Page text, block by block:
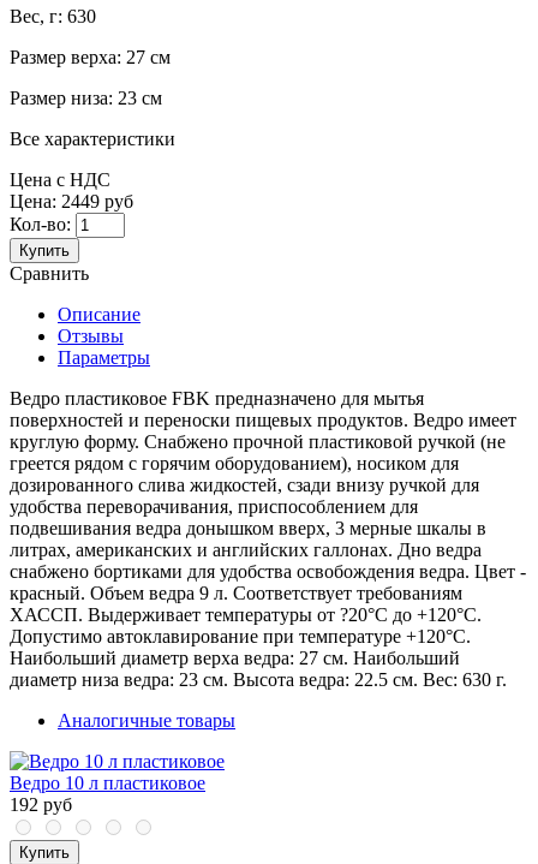
Вес, г: 630
Размер верха: 27 см
Размер низа: 23 см
Все характеристики
Цена с НДС
Цена: 2449 руб
Кол-во:
Купить
Сравнить
Описание
Отзывы
Параметры
Ведро пластиковое FBK предназначено для мытья
поверхностей и переноски пищевых продуктов. Ведро имеет
круглую форму. Снабжено прочной пластиковой ручкой (не
греется рядом с горячим оборудованием), носиком для
дозированного слива жидкостей, сзади внизу ручкой для
удобства переворачивания, приспособлением для
подвешивания ведра донышком вверх, 3 мерные шкалы в
литрах, американских и английских галлонах. Дно ведра
снабжено бортиками для удобства освобождения ведра. Цвет -
красный. Объем ведра 9 л. Соответствует требованиям
ХАССП. Выдерживает температуры от ?20°С до +120°С.
Допустимо автоклавирование при температуре +120°С.
Наибольший диаметр верха ведра: 27 см. Наибольший
диаметр низа ведра: 23 см. Высота ведра: 22.5 см. Вес: 630 г.
Аналогичные товары
Ведро 10 л пластиковое
192 руб
Купить